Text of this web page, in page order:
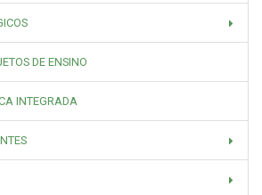
DE ENSINO
INTEGRADA